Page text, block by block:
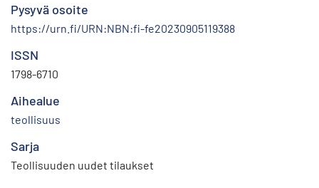
Pysyvä osoite
https://urn.fi/URN:NBN:fi-fe20230905119388
ISSN
1798-6710
Aihealue
teollisuus
Sarja
Teollisuuden uudet tilaukset